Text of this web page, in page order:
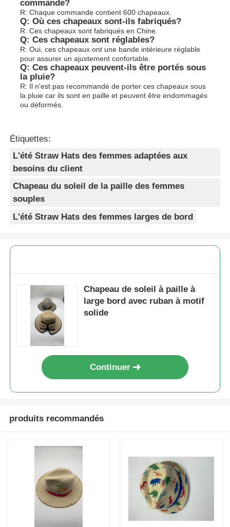
commande?
R: Chaque commande contient 600 chapeaux.
Q: Où ces chapeaux sont-ils fabriqués?
R: Ces chapeaux sont fabriqués en Chine.
Q: Ces chapeaux sont réglables?
R: Oui, ces chapeaux ont une bande intérieure réglable
pour assurer un ajustement confortable.
Q: Ces chapeaux peuvent-ils être portés sous
la pluie?
R: Il n'est pas recommandé de porter ces chapeaux sous
la pluie car ils sont en paille et peuvent être endommagés
ou déformés.
Étiquettes:
L'été Straw Hats des femmes adaptées aux
besoins du client
Chapeau du soleil de la paille des femmes
souples
L'été Straw Hats des femmes larges de bord
Chapeau de soleil à paille à
large bord avec ruban à motif
solide
Continuer
produits recommandés